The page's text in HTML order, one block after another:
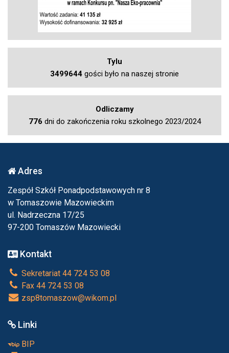
Tylu
3499644 gości było na naszej stronie
Odliczamy
776 dni do zakończenia roku szkolnego 2023/2024
Adres
Zespół Szkół Ponadpodstawowych nr 8
w Tomaszowie Mazowieckim
ul. Nadrzeczna 17/25
97-200 Tomaszów Mazowiecki
Kontakt
Sekretariat 44 724 53 08
Fax 44 724 53 08
zsp8tomaszow@wikom.pl
Linki
BIP